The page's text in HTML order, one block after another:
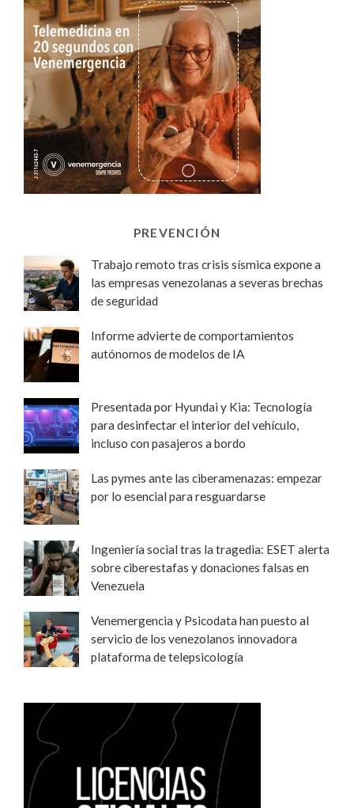
PREVENCIÓN
Trabajo remoto tras crisis sísmica expone a
las empresas venezolanas a severas brechas
de seguridad
Informe advierte de comportamientos
autónomos de modelos de IA
Presentada por Hyundai y Kia: Tecnología
para desinfectar el interior del vehículo,
incluso con pasajeros a bordo
Las pymes ante las ciberamenazas: empezar
por lo esencial para resguardarse
Ingeniería social tras la tragedia: ESET alerta
sobre ciberestafas y donaciones falsas en
Venezuela
Venemergencia y Psicodata han puesto al
servicio de los venezolanos innovadora
plataforma de telepsicología